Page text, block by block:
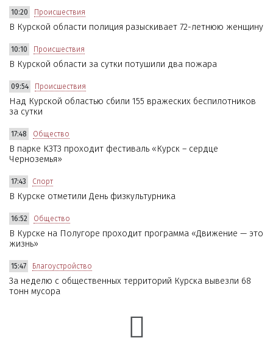
10:20 Происшествия
В Курской области полиция разыскивает 72-летнюю женщину
10:10 Происшествия
В Курской области за сутки потушили два пожара
09:54 Происшествия
Над Курской областью сбили 155 вражеских беспилотников
за сутки
17:48 Общество
В парке КЗТЗ проходит фестиваль «Курск – сердце
Черноземья»
17:43 Спорт
В Курске отметили День физкультурника
16:52 Общество
В Курске на Полугоре проходит программа «Движение — это
жизнь»
15:47 Благоустройство
За неделю с общественных территорий Курска вывезли 68
тонн мусора